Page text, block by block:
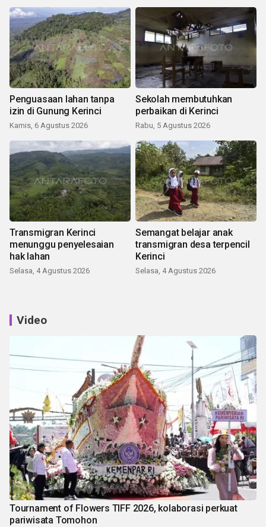
Penguasaan lahan tanpa
izin di Gunung Kerinci
Kamis, 6 Agustus 2026
Sekolah membutuhkan
perbaikan di Kerinci
Rabu, 5 Agustus 2026
Transmigran Kerinci
menunggu penyelesaian
hak lahan
Selasa, 4 Agustus 2026
Semangat belajar anak
transmigran desa terpencil
Kerinci
Selasa, 4 Agustus 2026
Video
Tournament of Flowers TIFF 2026, kolaborasi perkuat
pariwisata Tomohon